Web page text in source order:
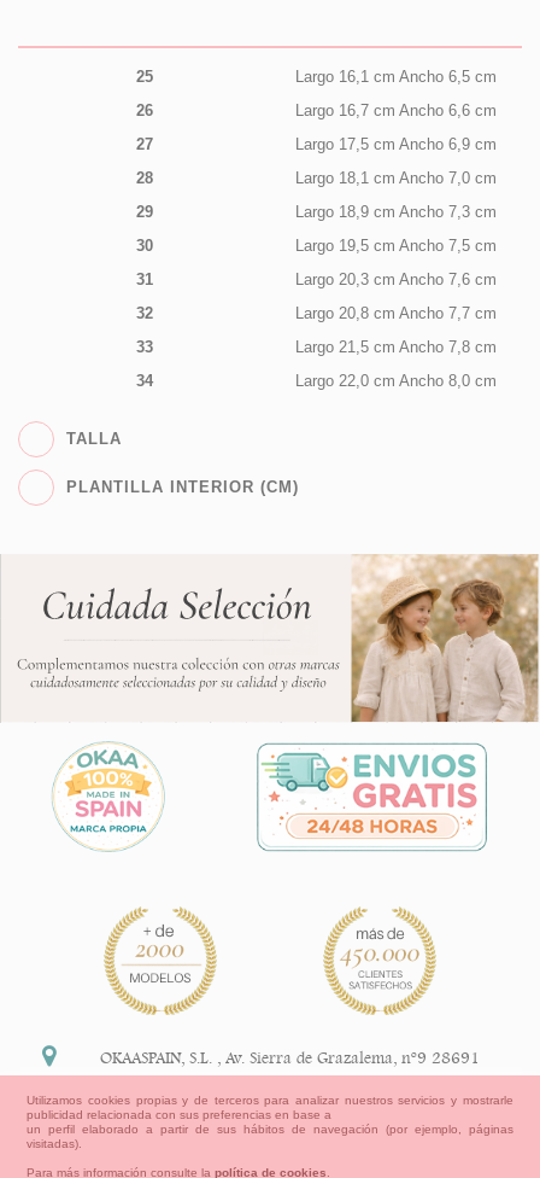
25
Largo 16,1 cm Ancho 6,5 cm
26
Largo 16,7 cm Ancho 6,6 cm
27
Largo 17,5 cm Ancho 6,9 cm
28
Largo 18,1 cm Ancho 7,0 cm
29
Largo 18,9 cm Ancho 7,3 cm
30
Largo 19,5 cm Ancho 7,5 cm
31
Largo 20,3 cm Ancho 7,6 cm
32
Largo 20,8 cm Ancho 7,7 cm
33
Largo 21,5 cm Ancho 7,8 cm
34
Largo 22,0 cm Ancho 8,0 cm
TALLA
PLANTILLA INTERIOR (CM)
OKAASPAIN, S.L. ,Av. Sierra de Grazalema, nº9 28691
+34 91 113 89 09
Utilizamos cookies propias y de terceros para analizar nuestros servicios y mostrarle
publicidad relacionada con sus preferencias en base a
un perfil elaborado a partir de sus hábitos de navegación (por ejemplo, páginas
visitadas).
Para más información consulte lapolítica de cookies